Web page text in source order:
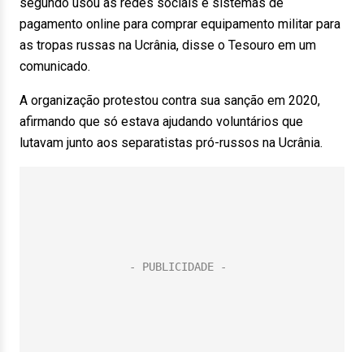
pagamento online para comprar equipamento militar para
as tropas russas na Ucrânia, disse o Tesouro em um
comunicado.
A organização protestou contra sua sanção em 2020,
afirmando que só estava ajudando voluntários que
lutavam junto aos separatistas pró-russos na Ucrânia.